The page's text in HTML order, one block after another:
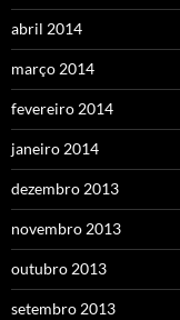
abril 2014
março 2014
fevereiro 2014
janeiro 2014
dezembro 2013
novembro 2013
outubro 2013
setembro 2013